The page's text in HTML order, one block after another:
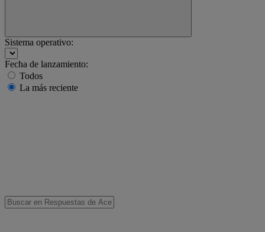
Sistema operativo:
Fecha de lanzamiento:
Todos
La más reciente